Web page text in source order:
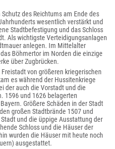
des Reichtums am Ende des
wesentlich verstärkt und
Stadtbefestigung und das Schloss
Als wichtigste Verteidigungsanlagen
anlegen. Im Mittelalter
Böhmertor im Norden die einzige
über Zugbrücken.
von größeren kriegerischen
es während der Hussitenkriege
der auch die Vorstadt und die
1596 und 1626 belagerten
Größere Schäden in der Stadt
großen Stadtbrände 1507 und
und die üppige Ausstattung der
Schloss und die Häuser der
wurden die Häuser mit heute noch
ausgestattet.